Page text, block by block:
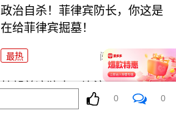
政治自杀！菲律宾防长，你这是
在给菲律宾掘墓！
最热 阅读 7135
特朗普这狼来了连演十遍，伊
朗：你猜我信不信？
0 0